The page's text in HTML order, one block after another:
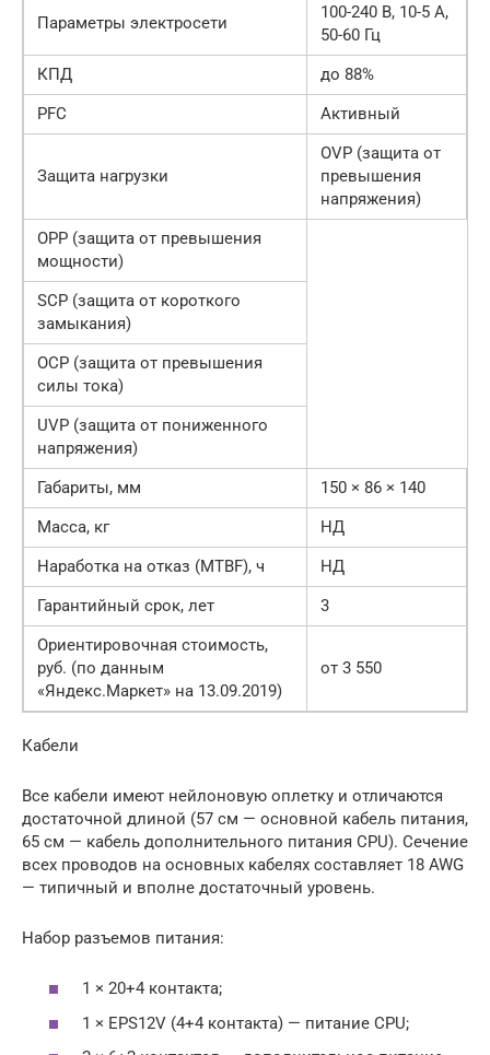
Параметры электросети
100-240 В, 10-5 А,
50-60 Гц
КПД
до 88%
PFC
Активный
Защита нагрузки
OVP (защита от
превышения
напряжения)
OPP (защита от превышения
мощности)
SCP (защита от короткого
замыкания)
OCP (защита от превышения
силы тока)
UVP (защита от пониженного
напряжения)
Габариты, мм
150 × 86 × 140
Масса, кг
НД
Наработка на отказ (MTBF), ч
НД
Гарантийный срок, лет
3
Ориентировочная стоимость,
руб. (по данным
«Яндекс.Маркет» на 13.09.2019)
от 3 550
Кабели
Все кабели имеют нейлоновую оплетку и отличаются
достаточной длиной (57 см — основной кабель питания,
65 см — кабель дополнительного питания CPU). Сечение
всех проводов на основных кабелях составляет 18 AWG
— типичный и вполне достаточный уровень.
Набор разъемов питания:
1 × 20+4 контакта;
1 × EPS12V (4+4 контакта) — питание CPU;